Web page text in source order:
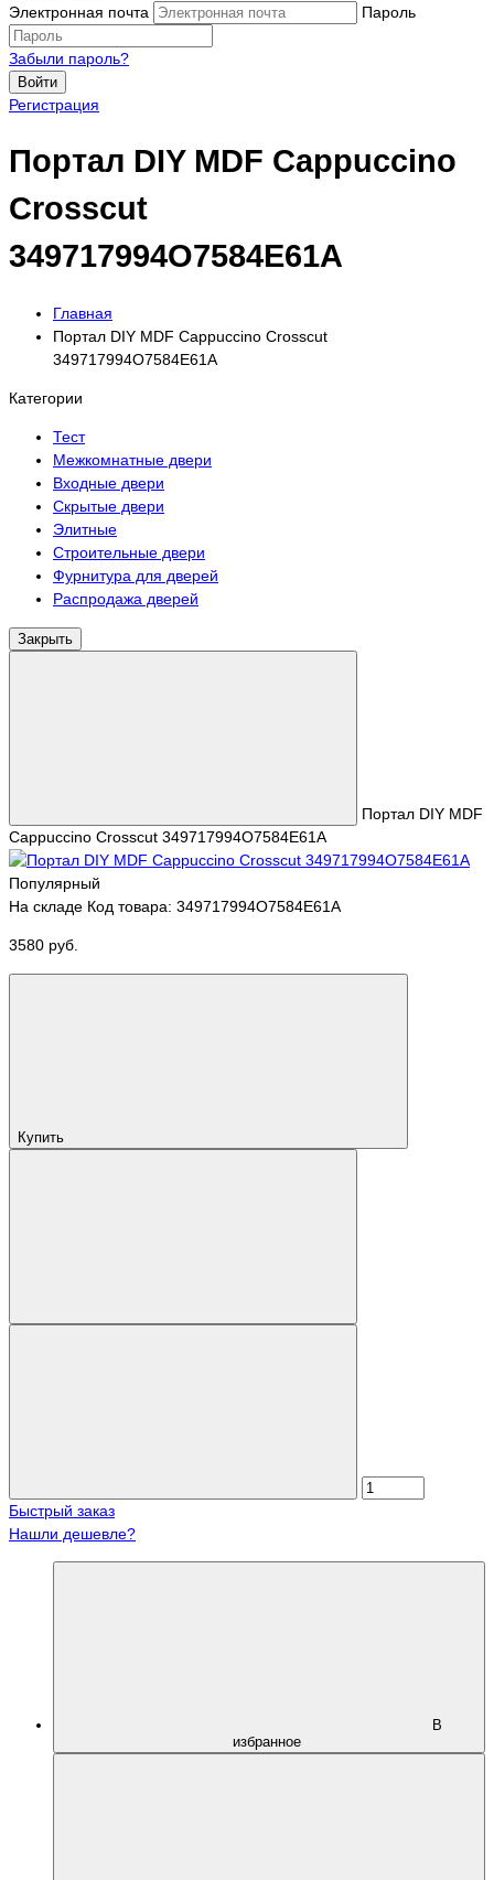
Электронная почта
Пароль
Забыли пароль?
Войти
Регистрация
Портал DIY MDF Cappuccino
Crosscut
349717994O7584E61A
Главная
Портал DIY MDF Cappuccino Crosscut
349717994O7584E61A
Категории
Тест
Межкомнатные двери
Входные двери
Скрытые двери
Элитные
Строительные двери
Фурнитура для дверей
Распродажа дверей
Закрыть
Портал DIY MDF
Cappuccino Crosscut 349717994O7584E61A
Популярный
На складе Код товара: 349717994O7584E61A
3580 руб.
Купить
Быстрый заказ
Нашли дешевле?
В
избранное